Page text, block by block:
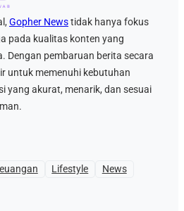
Gopher Newstidak hanya fokus
pada kualitas konten yang
Dengan pembaruan berita secara
untuk memenuhi kebutuhan
yang akurat, menarik, dan sesuai
Lifestyle
News